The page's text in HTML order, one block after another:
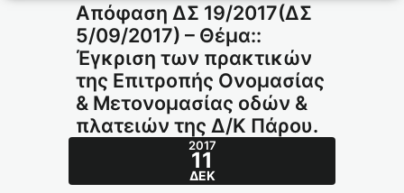
Απόφαση ΔΣ 19/2017(ΔΣ
5/09/2017) – Θέμα::
Έγκριση των πρακτικών
της Επιτροπής Ονομασίας
& Μετονομασίας οδών &
πλατειών της Δ/Κ Πάρου.
2017
11
ΔΕΚ